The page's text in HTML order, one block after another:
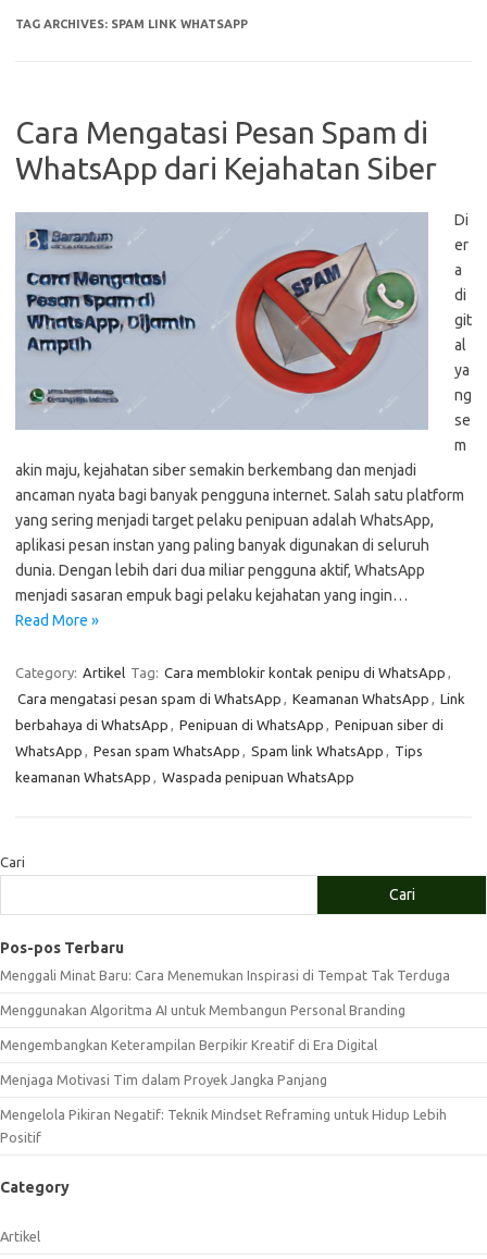
TAG ARCHIVES: SPAM LINK WHATSAPP
Cara Mengatasi Pesan Spam di
WhatsApp dari Kejahatan Siber
Di
er
a
di
git
al
ya
ng
se
m
akin maju, kejahatan siber semakin berkembang dan menjadi
ancaman nyata bagi banyak pengguna internet. Salah satu platform
yang sering menjadi target pelaku penipuan adalah WhatsApp,
aplikasi pesan instan yang paling banyak digunakan di seluruh
dunia. Dengan lebih dari dua miliar pengguna aktif, WhatsApp
menjadi sasaran empuk bagi pelaku kejahatan yang ingin…
Read More »
Category: Artikel Tag: Cara memblokir kontak penipu di WhatsApp ,
Cara mengatasi pesan spam di WhatsApp , Keamanan WhatsApp , Link
berbahaya di WhatsApp , Penipuan di WhatsApp , Penipuan siber di
WhatsApp , Pesan spam WhatsApp , Spam link WhatsApp , Tips
keamanan WhatsApp , Waspada penipuan WhatsApp
Cari
Cari
Pos-pos Terbaru
Menggali Minat Baru: Cara Menemukan Inspirasi di Tempat Tak Terduga
Menggunakan Algoritma AI untuk Membangun Personal Branding
Mengembangkan Keterampilan Berpikir Kreatif di Era Digital
Menjaga Motivasi Tim dalam Proyek Jangka Panjang
Mengelola Pikiran Negatif: Teknik Mindset Reframing untuk Hidup Lebih
Positif
Category
Artikel